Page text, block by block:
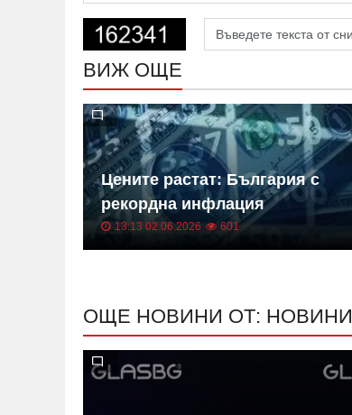
ВИЖ ОЩЕ
Цените растат: България с
рекордна инфлация
13:13 02.06.2026 601
ОЩЕ НОВИНИ ОТ: НОВИНИ